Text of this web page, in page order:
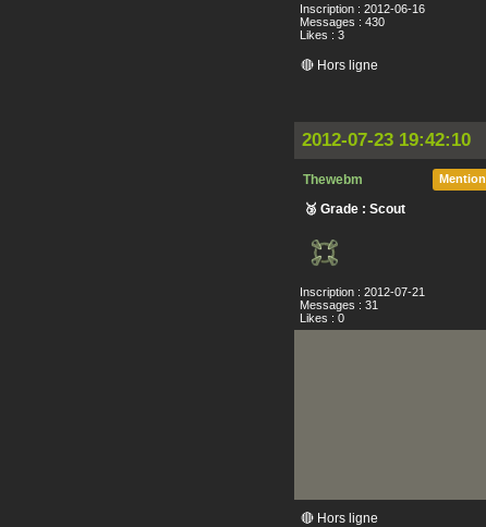
Inscription : 2012-06-16
Messages : 430
Likes : 3
🔴 Hors ligne
2012-07-23 19:42:10
Mention
Thewebm
🥉 Grade : Scout
Inscription : 2012-07-21
Messages : 31
Likes : 0
🔴 Hors ligne